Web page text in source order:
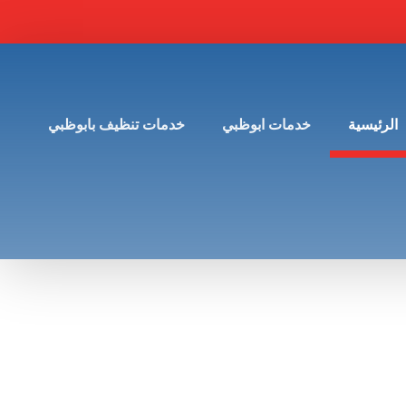
الرئيسية خدمات ابوظبي خدمات تنظيف بابوظبي